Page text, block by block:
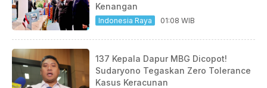
Kenangan
Indonesia Raya 01:08 WIB
137 Kepala Dapur MBG Dicopot!
Sudaryono Tegaskan Zero Tolerance
Kasus Keracunan